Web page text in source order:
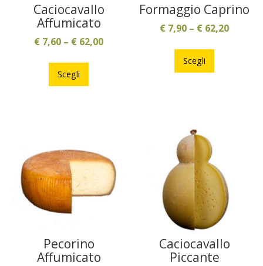
Caciocavallo
Affumicato
€ 7,60 – € 62,00
Scegli
Questo
ha
possono
essere
scelte
nella
prodotto
Formaggio Caprino
€ 7,90 – € 62,20
Scegli
Questo
ha
scelte
nella
pagina
del
prodotto
Pecorino
Affumicato
Caciocavallo
Piccante